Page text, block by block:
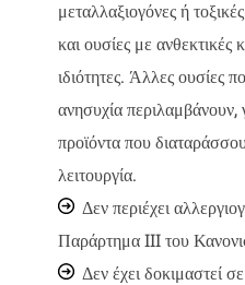
μεταλλαξιογόνες ή
και ουσίες με
ιδιότητες. Άλλες ουσίες
ανησυχία περιλαμβάνουν,
προϊόντα που
λειτουργία.
Δεν περιέχει
Παράρτημα III του
Δεν έχει δοκιμαστεί